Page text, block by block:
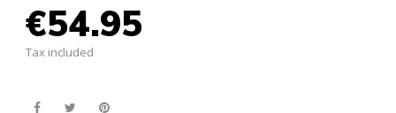
€54.95
Tax included